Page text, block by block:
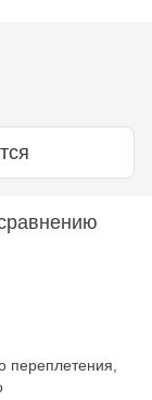
переплетения,